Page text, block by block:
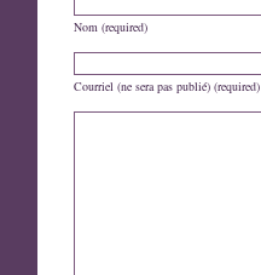
Nom (required)
Courriel (ne sera pas publié) (required)